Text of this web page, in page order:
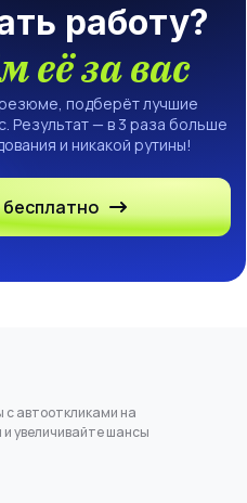
работу?
её за вас
подберёт лучшие
Результат — в 3 раза больше
и никакой рутины!
с автооткликами на
увеличивайте шансы